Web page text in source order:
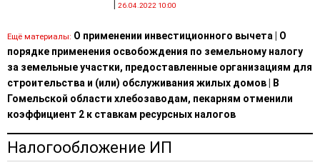
26.04.2022 10:00
Ещё материалы: О применении инвестиционного вычета
О
порядке применения освобождения по земельному налогу
за земельные участки, предоставленные организациям для
строительства и (или) обслуживания жилых домов
В
Гомельской области хлебозаводам, пекарням отменили
коэффициент 2 к ставкам ресурсных налогов
Налогообложение ИП